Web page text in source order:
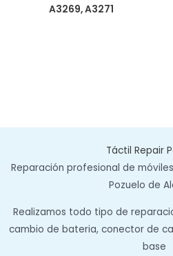
A3269, A3271
Táctil Repair
Reparación profesional de
Pozuelo de
Realizamos todo tipo de
cambio de bateria, conector de
base